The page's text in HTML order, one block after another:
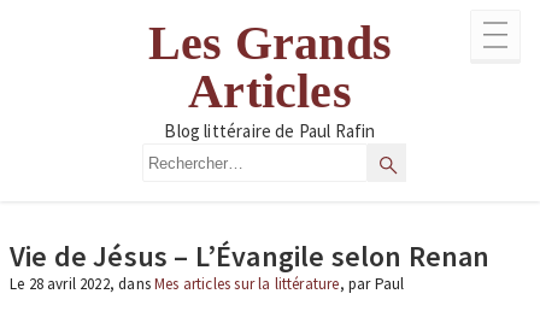
Les Grands
Articles
Blog littéraire de Paul Rafin
Rechercher Rechercher
Vie de Jésus – L’Évangile selon Renan
Le 28 avril 2022, dansMes articles sur la littérature, par Paul